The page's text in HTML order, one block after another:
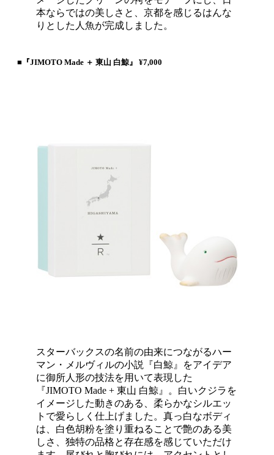
本ならではの美しさと、京都を感じるはんな
りとした人魚が完成しました。
■『JIMOTO Made ＋ 東山 白鯨』 ¥7,000
スターバックスの名前の由来につながるハー
マン・メルヴィルの小説『白鯨』をアイデア
に御所人形の技法を用いて表現した
『JIMOTO Made + 東山 白鯨』。白いクジラを
イメージした動きのある、柔らかなシルエッ
トで愛らしく仕上げました。真っ白なボディ
は、白色胡粉を塗り重ねることで艶のある美
しさ、独特の品格と存在感を感じていただけ